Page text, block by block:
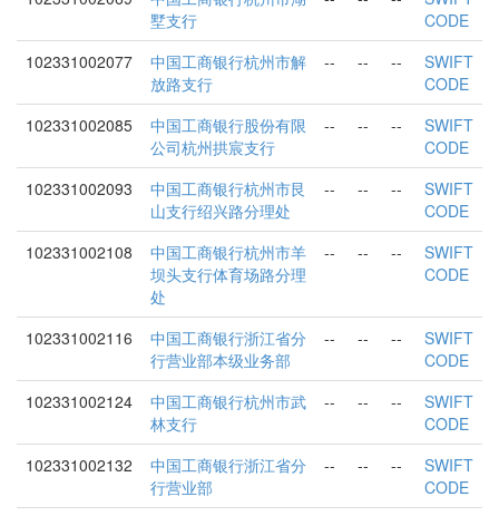
墅支行
CODE
102331002077
中国工商银行杭州市解
放路支行
-- -- --
SWIFT
CODE
102331002085
中国工商银行股份有限
公司杭州拱宸支行
-- -- --
SWIFT
CODE
102331002093
中国工商银行杭州市艮
山支行绍兴路分理处
-- -- --
SWIFT
CODE
102331002108
中国工商银行杭州市羊
坝头支行体育场路分理
处
-- -- --
SWIFT
CODE
102331002116
中国工商银行浙江省分
行营业部本级业务部
-- -- --
SWIFT
CODE
102331002124
中国工商银行杭州市武
林支行
-- -- --
SWIFT
CODE
102331002132
中国工商银行浙江省分
行营业部
-- -- --
SWIFT
CODE